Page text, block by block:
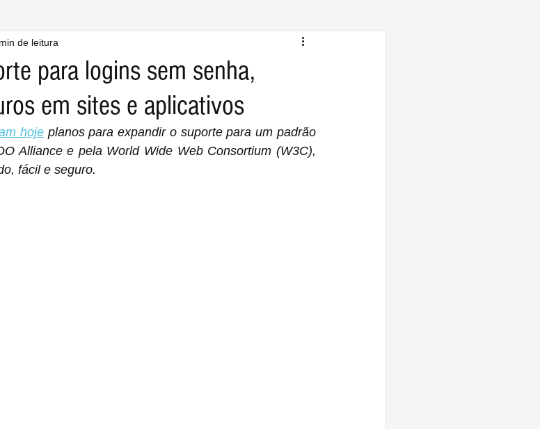
para logins sem senha,
em sites e aplicativos
de leitura
hoje planos para expandir o suporte para um padrão
Alliance e pela World Wide Web Consortium (W3C),
fácil e seguro.